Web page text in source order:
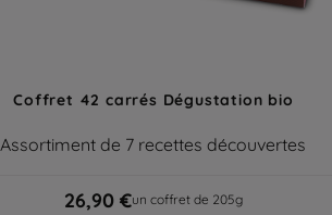
Coffret 42 carrés Dégustation bio
Assortiment de 7 recettes découvertes
26,90 €un coffret de 205g